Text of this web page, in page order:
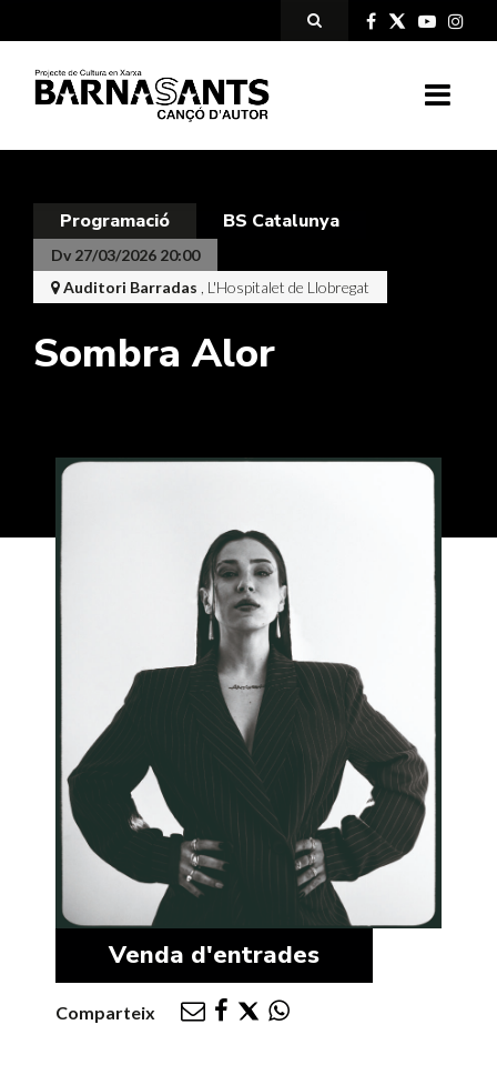
Programació BS Catalunya
Dv 27/03/2026 20:00
Auditori Barradas
, L'Hospitalet de Llobregat
Sombra Alor
Venda d'entrades
Comparteix